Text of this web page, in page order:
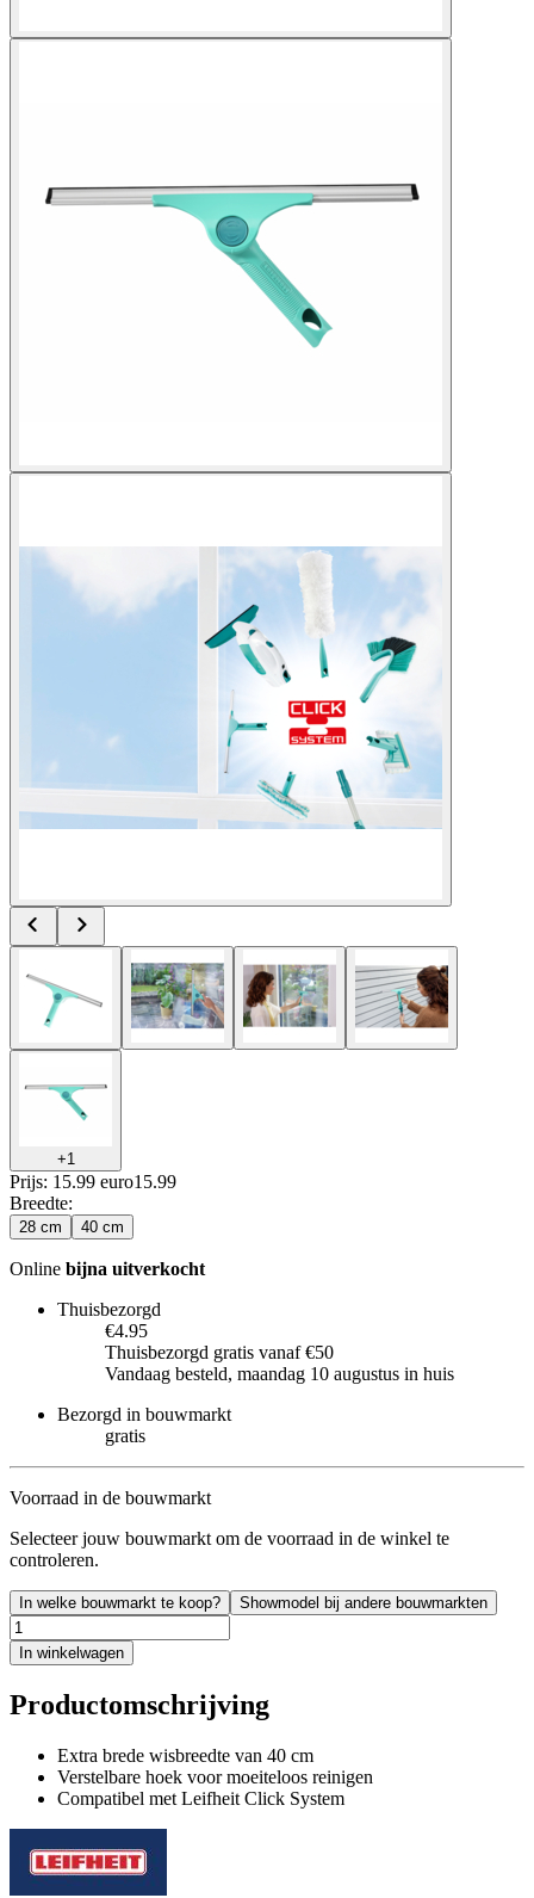
+1
Prijs: 15.99 euro15.99
Breedte:
28 cm 40 cm
Online bijna uitverkocht
Thuisbezorgd
€4.95
Thuisbezorgd gratis vanaf €50
Vandaag besteld, maandag 10 augustus in huis
Bezorgd in bouwmarkt
gratis
Voorraad in de bouwmarkt
Selecteer jouw bouwmarkt om de voorraad in de winkel te
controleren.
In welke bouwmarkt te koop? Showmodel bij andere bouwmarkten
In winkelwagen
Productomschrijving
Extra brede wisbreedte van 40 cm
Verstelbare hoek voor moeiteloos reinigen
Compatibel met Leifheit Click System